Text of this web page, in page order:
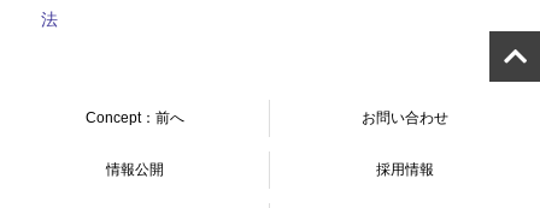
法
Concept：前へ お問い合わせ
情報公開 採用情報